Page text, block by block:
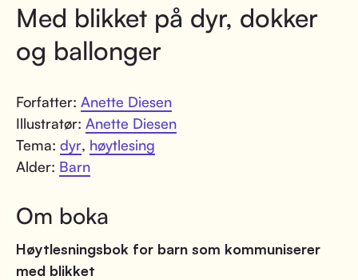
Med blikket på dyr, dokker
og ballonger
Forfatter: Anette Diesen
Illustratør: Anette Diesen
Tema: dyr, høytlesing
Alder: Barn
Om boka
Høytlesningsbok for barn som kommuniserer
med blikket